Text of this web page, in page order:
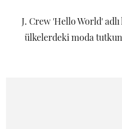
J. Crew 'Hello World'
ülkelerdeki moda